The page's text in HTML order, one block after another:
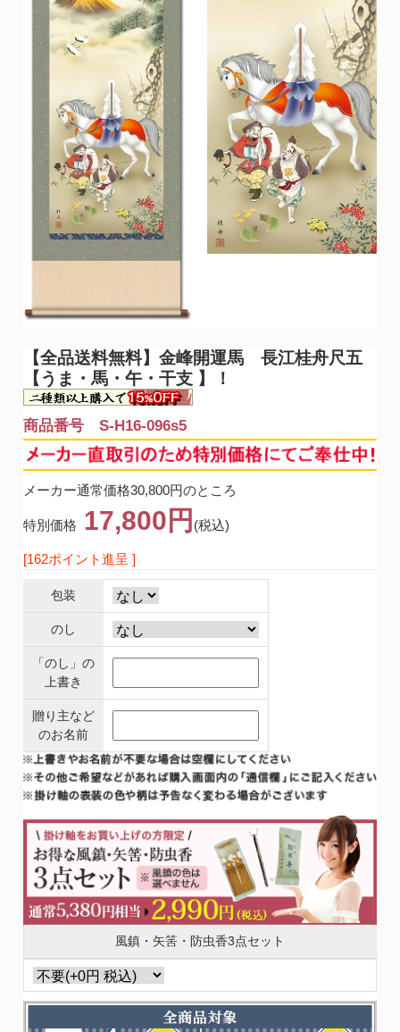
【全品送料無料】金峰開運馬 長江桂舟尺五
【うま・馬・午・干支 】！
商品番号 S-H16-096s5
メーカー通常価格30,800円のところ
特別価格 17,800円 (税込)
[162ポイント進呈 ]
包装
のし
「のし」の
上書き
贈り主など
のお名前
風鎮・矢筈・防虫香3点セット